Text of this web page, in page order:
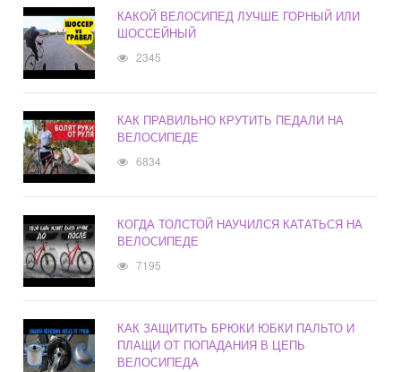
КАКОЙ ВЕЛОСИПЕД ЛУЧШЕ ГОРНЫЙ ИЛИ
ШОССЕЙНЫЙ
2345
КАК ПРАВИЛЬНО КРУТИТЬ ПЕДАЛИ НА
ВЕЛОСИПЕДЕ
6834
КОГДА ТОЛСТОЙ НАУЧИЛСЯ КАТАТЬСЯ НА
ВЕЛОСИПЕДЕ
7195
КАК ЗАЩИТИТЬ БРЮКИ ЮБКИ ПАЛЬТО И
ПЛАЩИ ОТ ПОПАДАНИЯ В ЦЕПЬ
ВЕЛОСИПЕДА